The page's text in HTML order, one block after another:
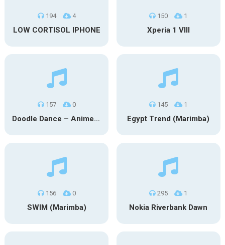
194 4
LOW CORTISOL IPHONE
150 1
Xperia 1 VIII
157 0
Doodle Dance – Anime (Marimba)
145 1
Egypt Trend (Marimba)
156 0
SWIM (Marimba)
295 1
Nokia Riverbank Dawn